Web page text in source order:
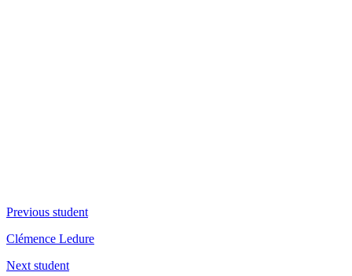
Previous student
Clémence Ledure
Next student